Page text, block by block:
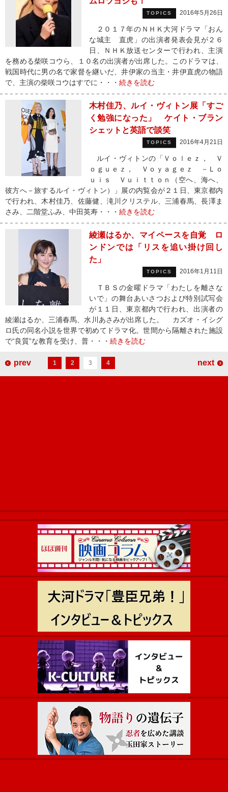
TOPICS 2016年5月26日
２０１７年のＮＨＫ大河ドラマ「おん
な城主 直虎」の出演者発表会見が２６
日、ＮＨＫ放送センターで行われ、主演
を務める柴咲コウら、１０名の出演者が出席した。このドラマは、
戦国時代に男の名で家督を継いだ、井伊家の当主・井伊直虎の物語
で、主演の柴咲コウはすでに・・・ 続きを読む
木村佳乃、ルイ・ヴィトン展「すご
く勉強になった」 ケイト・ブラン
シェットと英語で談笑
TOPICS 2016年4月21日
ルイ・ヴィトンの「Ｖｏｌｅｚ， Ｖ
ｏｇｕｅｚ， Ｖｏｙａｇｅｚ －Ｌｏ
ｕｉｓ Ｖｕｉｔｔｏｎ（空へ、海へ、
彼方へ－旅するルイ・ヴィトン）」展の内覧会が２１日、東京都内
で行われ、木村佳乃、佐藤健、滝川クリステル、三浦春馬、長澤ま
さみ、二階堂ふみ、中田英寿・・・ 続きを読む
綾瀬はるか、マイペースを自覚 ロ
ンドンでは「リスを追い掛け回し
た」
TOPICS 2016年1月11日
ＴＢＳの金曜ドラマ「わたしを離さな
いで」の舞台あいさつおよび特別試写会
が１１日、東京都内で行われ、出演者の
綾瀬はるか、三浦春馬、水川あさみが出席した。 カズオ・イシグ
ロ氏の同名小説を世界で初めてドラマ化。世間から隔離された施設
で“良質”な教育を受け、普・・・ 続きを読む
prev 1 2 3 4 next